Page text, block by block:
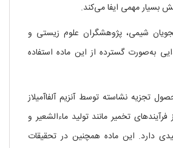
بسیار مهمی ایفا می‌کند.
شیمی، پژوهشگران علوم زیستی و
به‌صورت گسترده از این ماده استفاده
تجزیه نشاسته توسط آنزیم آلفاآمیلاز
تخمیر مانند تولید ماءالشعیر و
دارد. این ماده همچنین در تحقیقات